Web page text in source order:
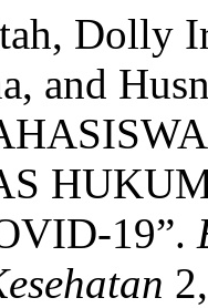
Dolly
and
19”.